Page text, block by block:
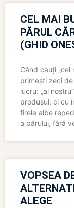
CEL MAI
PĂRUL
(GHID
Când cauți „cel
primești zeci
lucru: „al
produsul, ci cu
firele albe
a părului, fără
VOPSEA
ALEGE